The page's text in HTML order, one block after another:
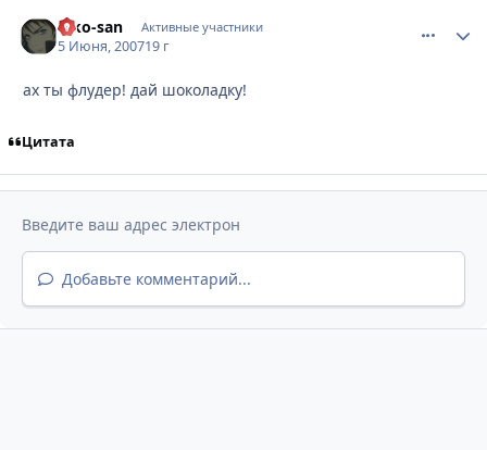
Riko-san Активные участники
5 Июня, 200719 г
ах ты флудер! дай шоколадку!
Цитата
Добавьте комментарий...